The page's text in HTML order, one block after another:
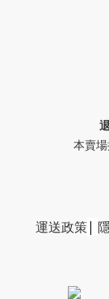
本賣
運送政策|